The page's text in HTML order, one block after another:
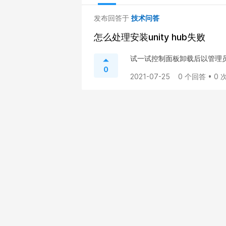
发布回答于 技术问答
怎么处理安装unity hub失败
0
试一试控制面板卸载后以管理
2021-07-25 0 个回答 • 0